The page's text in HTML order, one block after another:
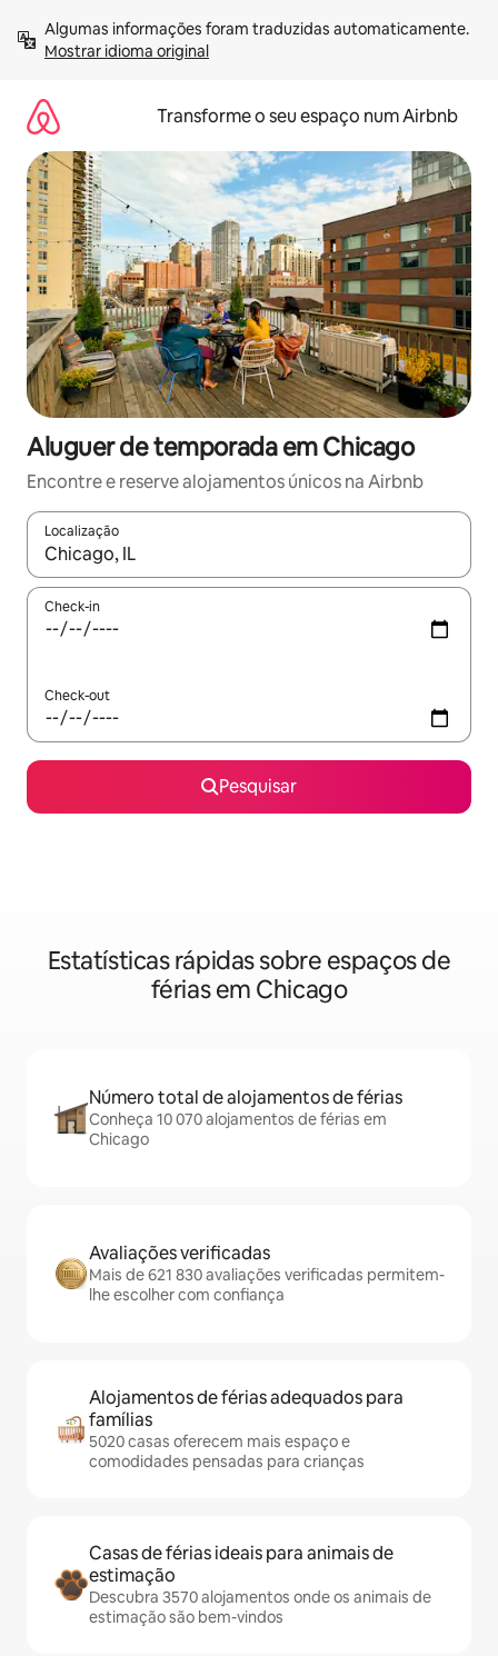
para
Mostrar idioma original
Transforme o seu espaço num Airbnb
Aluguer de temporada em Chicago
Encontre e reserve alojamentos únicos na Airbnb
Localização
Quando os resultados estiverem disponíveis, navegue com
Check-in
Check-out
Pesquisar
Estatísticas rápidas sobre espaços de
férias em Chicago
Número total de alojamentos de férias
Conheça 10 070 alojamentos de férias em
Chicago
Avaliações verificadas
Mais de 621 830 avaliações verificadas permitem-
lhe escolher com confiança
Alojamentos de férias adequados para
famílias
5020 casas oferecem mais espaço e
comodidades pensadas para crianças
Casas de férias ideais para animais de
estimação
Descubra 3570 alojamentos onde os animais de
estimação são bem-vindos